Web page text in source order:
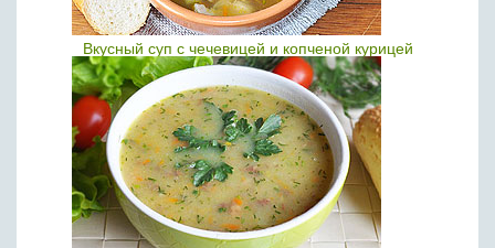
Вкусный суп с чечевицей и копченой курицей